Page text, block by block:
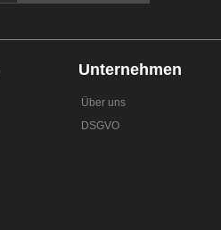
Unternehmen
Über uns
DSGVO